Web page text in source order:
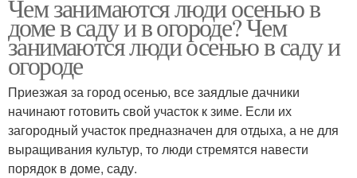
Чем занимаются люди осенью в
доме в саду и в огороде? Чем
занимаются люди осенью в саду и
огороде
Приезжая за город осенью, все заядлые дачники
начинают готовить свой участок к зиме. Если их
загородный участок предназначен для отдыха, а не для
выращивания культур, то люди стремятся навести
порядок в доме, саду.